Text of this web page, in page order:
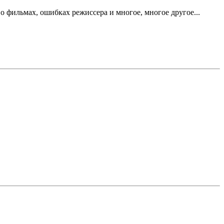
фильмах, ошибках режиссера и многое, многое другое...